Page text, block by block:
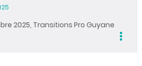
2025, Transitions Pro Guyane